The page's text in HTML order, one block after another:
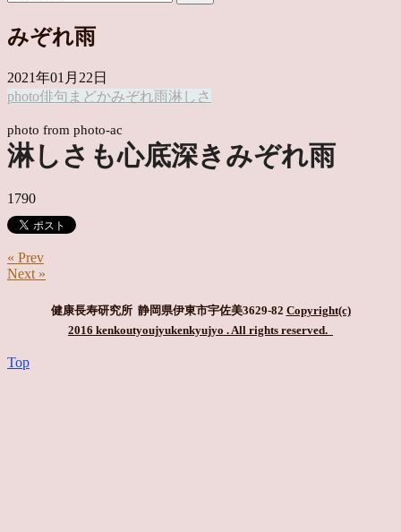
みぞれ雨
2021年01月22日
photo俳句 まどかみぞれ雨淋しさ
photo from photo-ac
淋しさも心底深きみぞれ雨
1790
« Prev
Next »
健康長寿研究所 静岡県伊東市宇佐美3629-82 Copyright(c)
2016 kenkoutyoujyukenkyujyo . All rights reserved.
Top